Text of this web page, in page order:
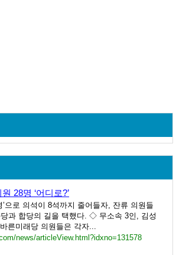
28명 ‘어디로?’
’으로 의석이 8석까지 줄어들자, 잔류 의원들
당과 합당의 길을 택했다. ◇ 무소속 3인, 김성
른미래당 의원들은 각자...
news/articleView.html?idxno=131578